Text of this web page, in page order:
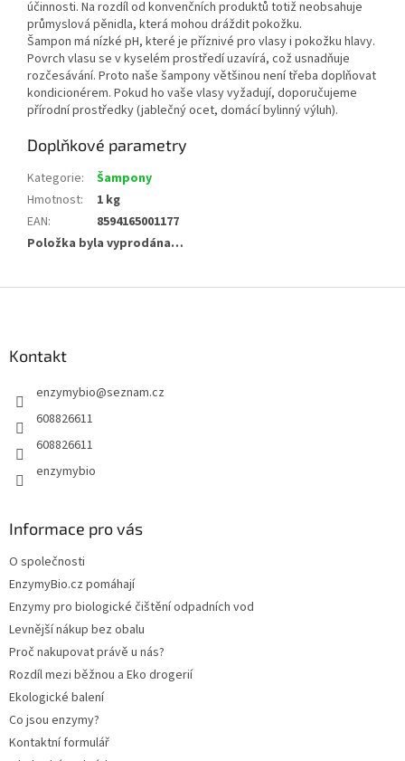
účinnosti. Na rozdíl od konvenčních produktů totiž neobsahuje
průmyslová pěnidla, která mohou dráždit pokožku.
Šampon má nízké pH, které je příznivé pro vlasy i pokožku hlavy.
Povrch vlasu se v kyselém prostředí uzavírá, což usnadňuje
rozčesávání. Proto naše šampony většinou není třeba doplňovat
kondicionérem. Pokud ho vaše vlasy vyžadují, doporučujeme
přírodní prostředky (jablečný ocet, domácí bylinný výluh).
Doplňkové parametry
Kategorie:
Šampony
Hmotnost:
1 kg
EAN:
8594165001177
Položka byla vyprodána…
Kontakt
enzymybio@seznam.cz
608826611
608826611
enzymybio
Informace pro vás
O společnosti
EnzymyBio.cz pomáhají
Enzymy pro biologické čištění odpadních vod
Levnější nákup bez obalu
Proč nakupovat právě u nás?
Rozdíl mezi běžnou a Eko drogerií
Ekologické balení
Co jsou enzymy?
Kontaktní formulář